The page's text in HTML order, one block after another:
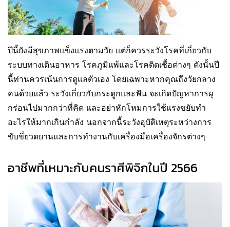
ปีนี้ยังมีสุขภาพแข็งแรงตามวัย แต่ก็ควรระวังโรคที่เกี่ยวกับ
ระบบทางเดินอาหาร โรคภูมิแพ้และโรคติดเชื้อต่างๆ ดังนั้นปี
นี้ท่านควรเน้นการดูแลตัวเอง โดยเฉพาะหากคุณถึงวัยกลาง
คนด้วยแล้ว ระวังเกี่ยวกับกระดูกและฟัน จะเกิดปัญหาการผุ
กร่อนไปมากกว่าที่คิด และอย่าหักโหมการใช้แรงขยับทำ
อะไรให้มากเกินกำลัง นอกจากนี้ระวังอุบัติเหตุระหว่างการ
ขับขี่ยวดยานและการทำงานกับเครื่องมือเครื่องจักรต่างๆ
อาชีพที่เหมาะกับคนราศีพิจิกในปี 2566